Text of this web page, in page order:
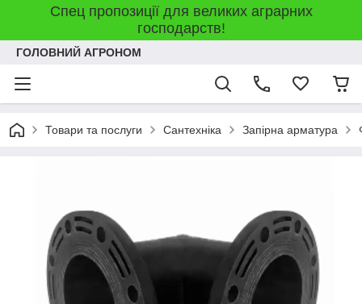
Спец пропозиції для великих аграрних
господарств!
ГОЛОВНИЙ АГРОНОМ
Товари та послуги Сантехніка Запірна арматура